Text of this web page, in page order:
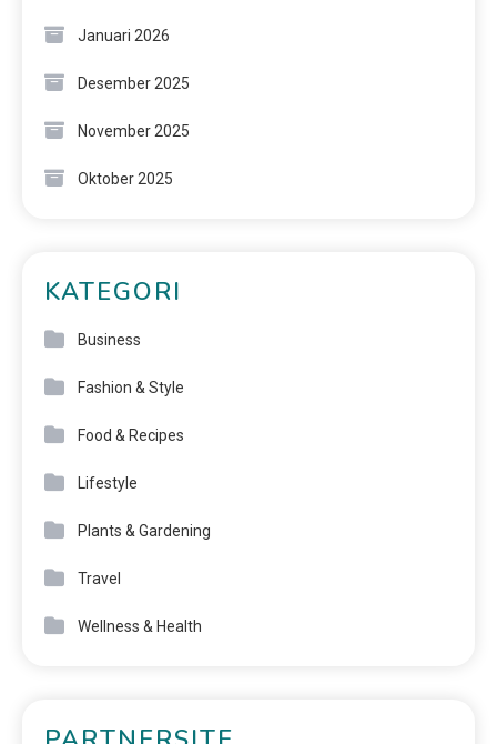
Januari 2026
Desember 2025
November 2025
Oktober 2025
KATEGORI
Business
Fashion & Style
Food & Recipes
Lifestyle
Plants & Gardening
Travel
Wellness & Health